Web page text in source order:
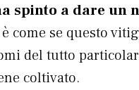
spinto a dare un
come se questo
del tutto
coltivato.